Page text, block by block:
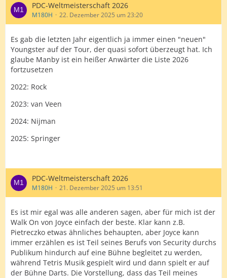
PDC-Weltmeisterschaft 2026
M180H 22. Dezember 2025 um 23:20
Es gab die letzten Jahr eigentlich ja immer einen "neuen"
Youngster auf der Tour, der quasi sofort überzeugt hat. Ich
glaube Manby ist ein heißer Anwärter die Liste 2026
fortzusetzen
2022: Rock
2023: van Veen
2024: Nijman
2025: Springer
PDC-Weltmeisterschaft 2026
M180H 21. Dezember 2025 um 13:51
Es ist mir egal was alle anderen sagen, aber für mich ist der
Walk On von Joyce einfach der beste. Klar kann z.B.
Pietreczko etwas ähnliches behaupten, aber Joyce kann
immer erzählen es ist Teil seines Berufs von Security durchs
Publikum hindurch auf eine Bühne begleitet zu werden,
während Tetris Musik gespielt wird und dann spielt er auf
der Bühne Darts. Die Vorstellung, dass das Teil meines